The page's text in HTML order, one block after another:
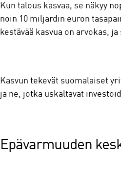
Kun talous kasvaa, se näkyy
noin 10 miljardin euron
kestävää kasvua on arvokas,
Kasvun tekevät suomalaiset
ja ne, jotka uskaltavat
Epävarmuuden